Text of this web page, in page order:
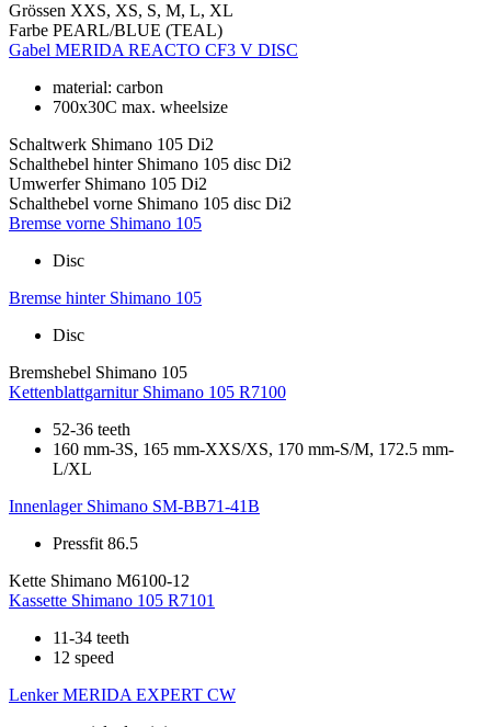
Grössen XXS, XS, S, M, L, XL
Farbe PEARL/BLUE (TEAL)
Gabel MERIDA REACTO CF3 V DISC
material: carbon
700x30C max. wheelsize
Schaltwerk Shimano 105 Di2
Schalthebel hinter Shimano 105 disc Di2
Umwerfer Shimano 105 Di2
Schalthebel vorne Shimano 105 disc Di2
Bremse vorne Shimano 105
Disc
Bremse hinter Shimano 105
Disc
Bremshebel Shimano 105
Kettenblattgarnitur Shimano 105 R7100
52-36 teeth
160 mm-3S, 165 mm-XXS/XS, 170 mm-S/M, 172.5 mm-
L/XL
Innenlager Shimano SM-BB71-41B
Pressfit 86.5
Kette Shimano M6100-12
Kassette Shimano 105 R7101
11-34 teeth
12 speed
Lenker MERIDA EXPERT CW